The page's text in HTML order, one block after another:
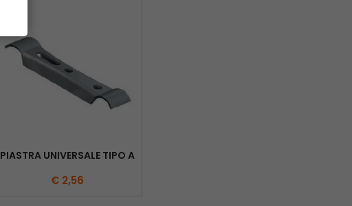
PIASTRA UNIVERSALE TIPO A
€ 2,56